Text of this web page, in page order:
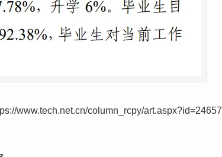
www.tech.net.cn/column_rcpy/art.aspx?id=24657